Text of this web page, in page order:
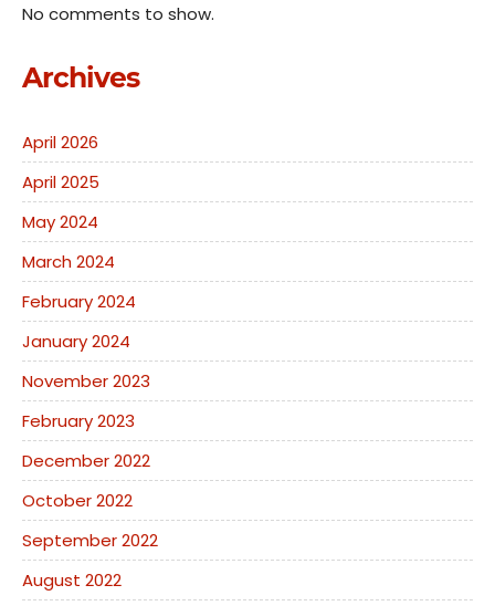
No comments to show.
Archives
April 2026
April 2025
May 2024
March 2024
February 2024
January 2024
November 2023
February 2023
December 2022
October 2022
September 2022
August 2022